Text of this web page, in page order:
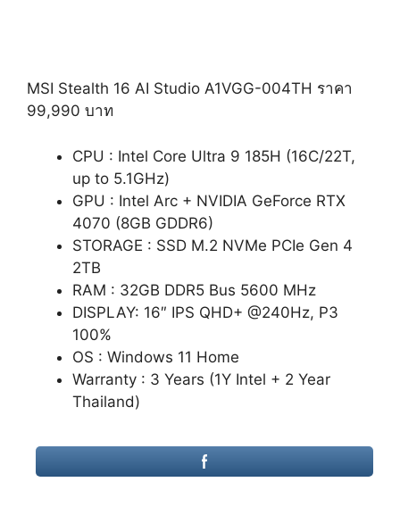
MSI Stealth 16 AI Studio A1VGG-004TH ราคา
99,990 บาท
CPU : Intel Core Ultra 9 185H (16C/22T,
up to 5.1GHz)
GPU : Intel Arc + NVIDIA GeForce RTX
4070 (8GB GDDR6)
STORAGE : SSD M.2 NVMe PCIe Gen 4
2TB
RAM : 32GB DDR5 Bus 5600 MHz
DISPLAY: 16″ IPS QHD+ @240Hz, P3
100%
OS : Windows 11 Home
Warranty : 3 Years (1Y Intel + 2 Year
Thailand)